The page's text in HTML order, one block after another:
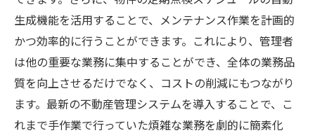
生成機能を活用することで、メンテナンス作業を計画的
かつ効率的に行うことができます。これにより、管理者
は他の重要な業務に集中することができ、全体の業務品
質を向上させるだけでなく、コストの削減にもつながり
ます。最新の不動産管理システムを導入することで、こ
れまで手作業で行っていた煩雑な業務を劇的に簡素化